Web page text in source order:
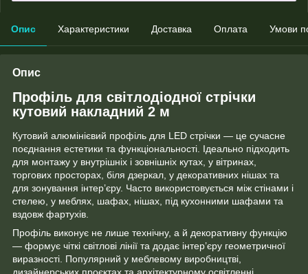
Опис Характеристики Доставка Оплата Умови
Опис
Профіль для світлодіодної стрічки
кутовий накладний 2 м
Кутовий алюмінієвий профіль для LED стрічки — це сучасне
поєднання естетики та функціональності. Ідеально підходить
для монтажу у внутрішніх і зовнішніх кутах, у вітринах,
торгових просторах, біля дзеркал, у декоративних нішах та
для зонування інтер’єру. Часто використовується між стінами і
стелею, у меблях, шафах, нішах, під кухонними шафами та
вздовж фартухів.
Профіль виконує не лише технічну, а й декоративну функцію
— формує чіткі світлові лінії та додає інтер’єру геометричної
виразності. Популярний у меблевому виробництві,